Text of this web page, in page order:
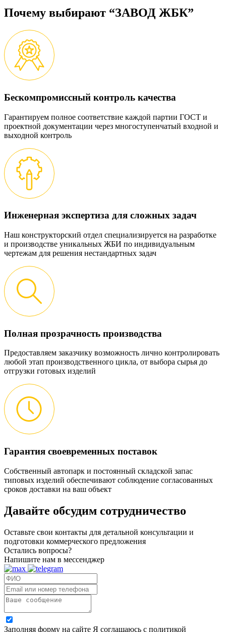
Почему выбирают “ЗАВОД ЖБК”
Бескомпромиссный контроль качества
Гарантируем полное соответствие каждой партии ГОСТ и
проектной документации через многоступенчатый входной и
выходной контроль
Инженерная экспертиза для сложных задач
Наш конструкторский отдел специализируется на разработке
и производстве уникальных ЖБИ по индивидуальным
чертежам для решения нестандартных задач
Полная прозрачность производства
Предоставляем заказчику возможность лично контролировать
любой этап производственного цикла, от выбора сырья до
отгрузки готовых изделий
Гарантия своевременных поставок
Собственный автопарк и постоянный складской запас
типовых изделий обеспечивают соблюдение согласованных
сроков доставки на ваш объект
Давайте обсудим сотрудничество
Оставьте свои контакты для детальной консультации и
подготовки коммерческого предложения
Остались вопросы?
Напишите нам в мессенджер
Заполняя форму на сайте Я соглашаюсь с политикой